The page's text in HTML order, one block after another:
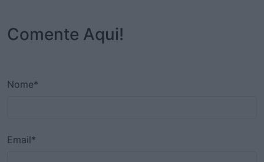
Comente Aqui!
Nome*
Email*